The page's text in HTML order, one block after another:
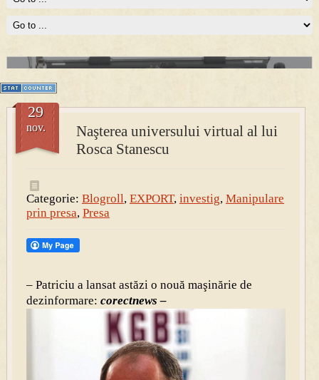
PRESA
Permise pentru vânătoarea de porci în costume, cu gulere albe
Prima mea carte publicata (Nemira)
Averea Presedintelui: prima lucrare despre controversatele
conturi secrete ale Securitatii.
Naşterea universului virtual al lui
Rosca Stanescu
29
nov.
Categorie: Blogroll, EXPORT, investig, Manipulare
prin presa, Presa
– Patriciu a lansat astăzi o nouă maşinărie de
dezinformare: corectnews –